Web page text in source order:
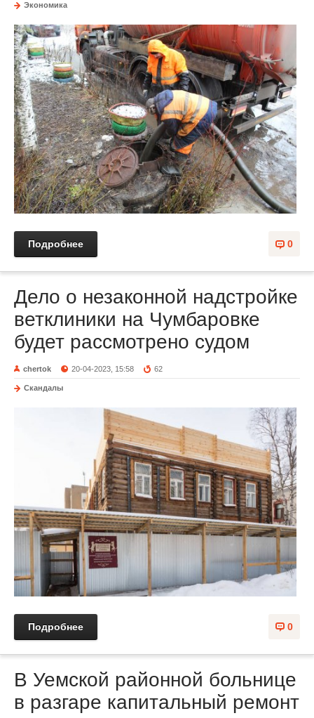
Экономика
0
Подробнее
Дело о незаконной надстройке
ветклиники на Чумбаровке
будет рассмотрено судом
chertok 20-04-2023, 15:58 62
Скандалы
0
Подробнее
В Уемской районной больнице
в разгаре капитальный ремонт